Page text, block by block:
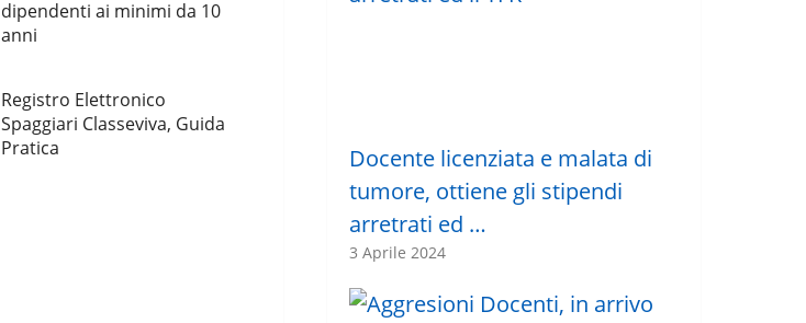
dipendenti ai minimi da 10
anni
Registro Elettronico
Spaggiari Classeviva, Guida
Pratica
Docente licenziata e malata di
tumore, ottiene gli stipendi
arretrati ed …
3 Aprile 2024